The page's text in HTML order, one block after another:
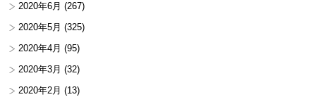
2020年6月 (267)
2020年5月 (325)
2020年4月 (95)
2020年3月 (32)
2020年2月 (13)